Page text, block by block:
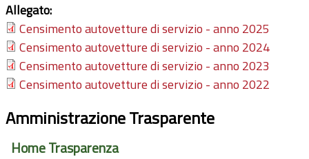
Allegato:
Censimento autovetture di servizio - anno 2025
Censimento autovetture di servizio - anno 2024
Censimento autovetture di servizio - anno 2023
Censimento autovetture di servizio - anno 2022
Amministrazione Trasparente
Home Trasparenza